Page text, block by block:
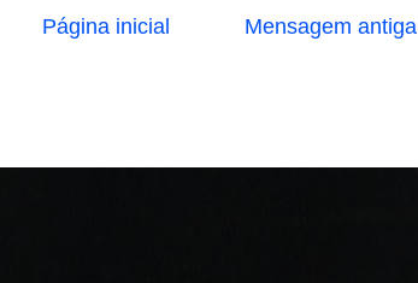
Mensagem antiga
Página inicial